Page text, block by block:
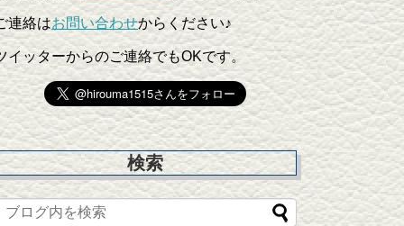
連絡はお問い合わせからください♪
イッターからのご連絡でもOKです。
検索